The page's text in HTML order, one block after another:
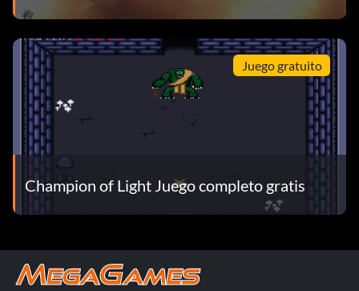
Juego gratuito
Champion of Light Juego completo gratis